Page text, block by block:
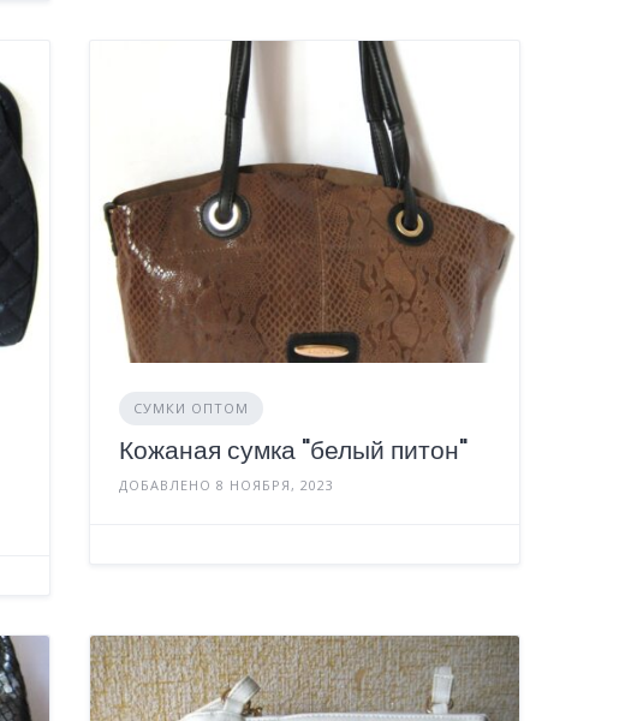
СУМКИ ОПТОМ
Кожаная сумка "белый питон"
ДОБАВЛЕНО 8 НОЯБРЯ, 2023